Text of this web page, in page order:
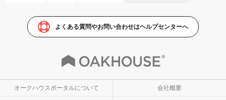
よくある質問やお問い合わせはヘルプセンターへ
オークハウスポータルについて 会社概要